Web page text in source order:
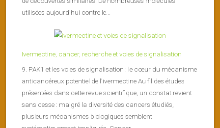
utilisées aujourd’hui contre le...
Ivermectine, cancer, recherche et voies de signalisation
9. PAK1 et les voies de signalisation : le cœur du mécanisme
anticancéreux potentiel de l’ivermectine Au fil des études
présentées dans cette revue scientifique, un constat revient
sans cesse : malgré la diversité des cancers étudiés,
plusieurs mécanismes biologiques semblent